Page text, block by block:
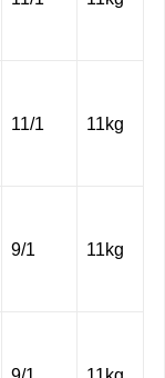
11/1 11kg
9/1 11kg